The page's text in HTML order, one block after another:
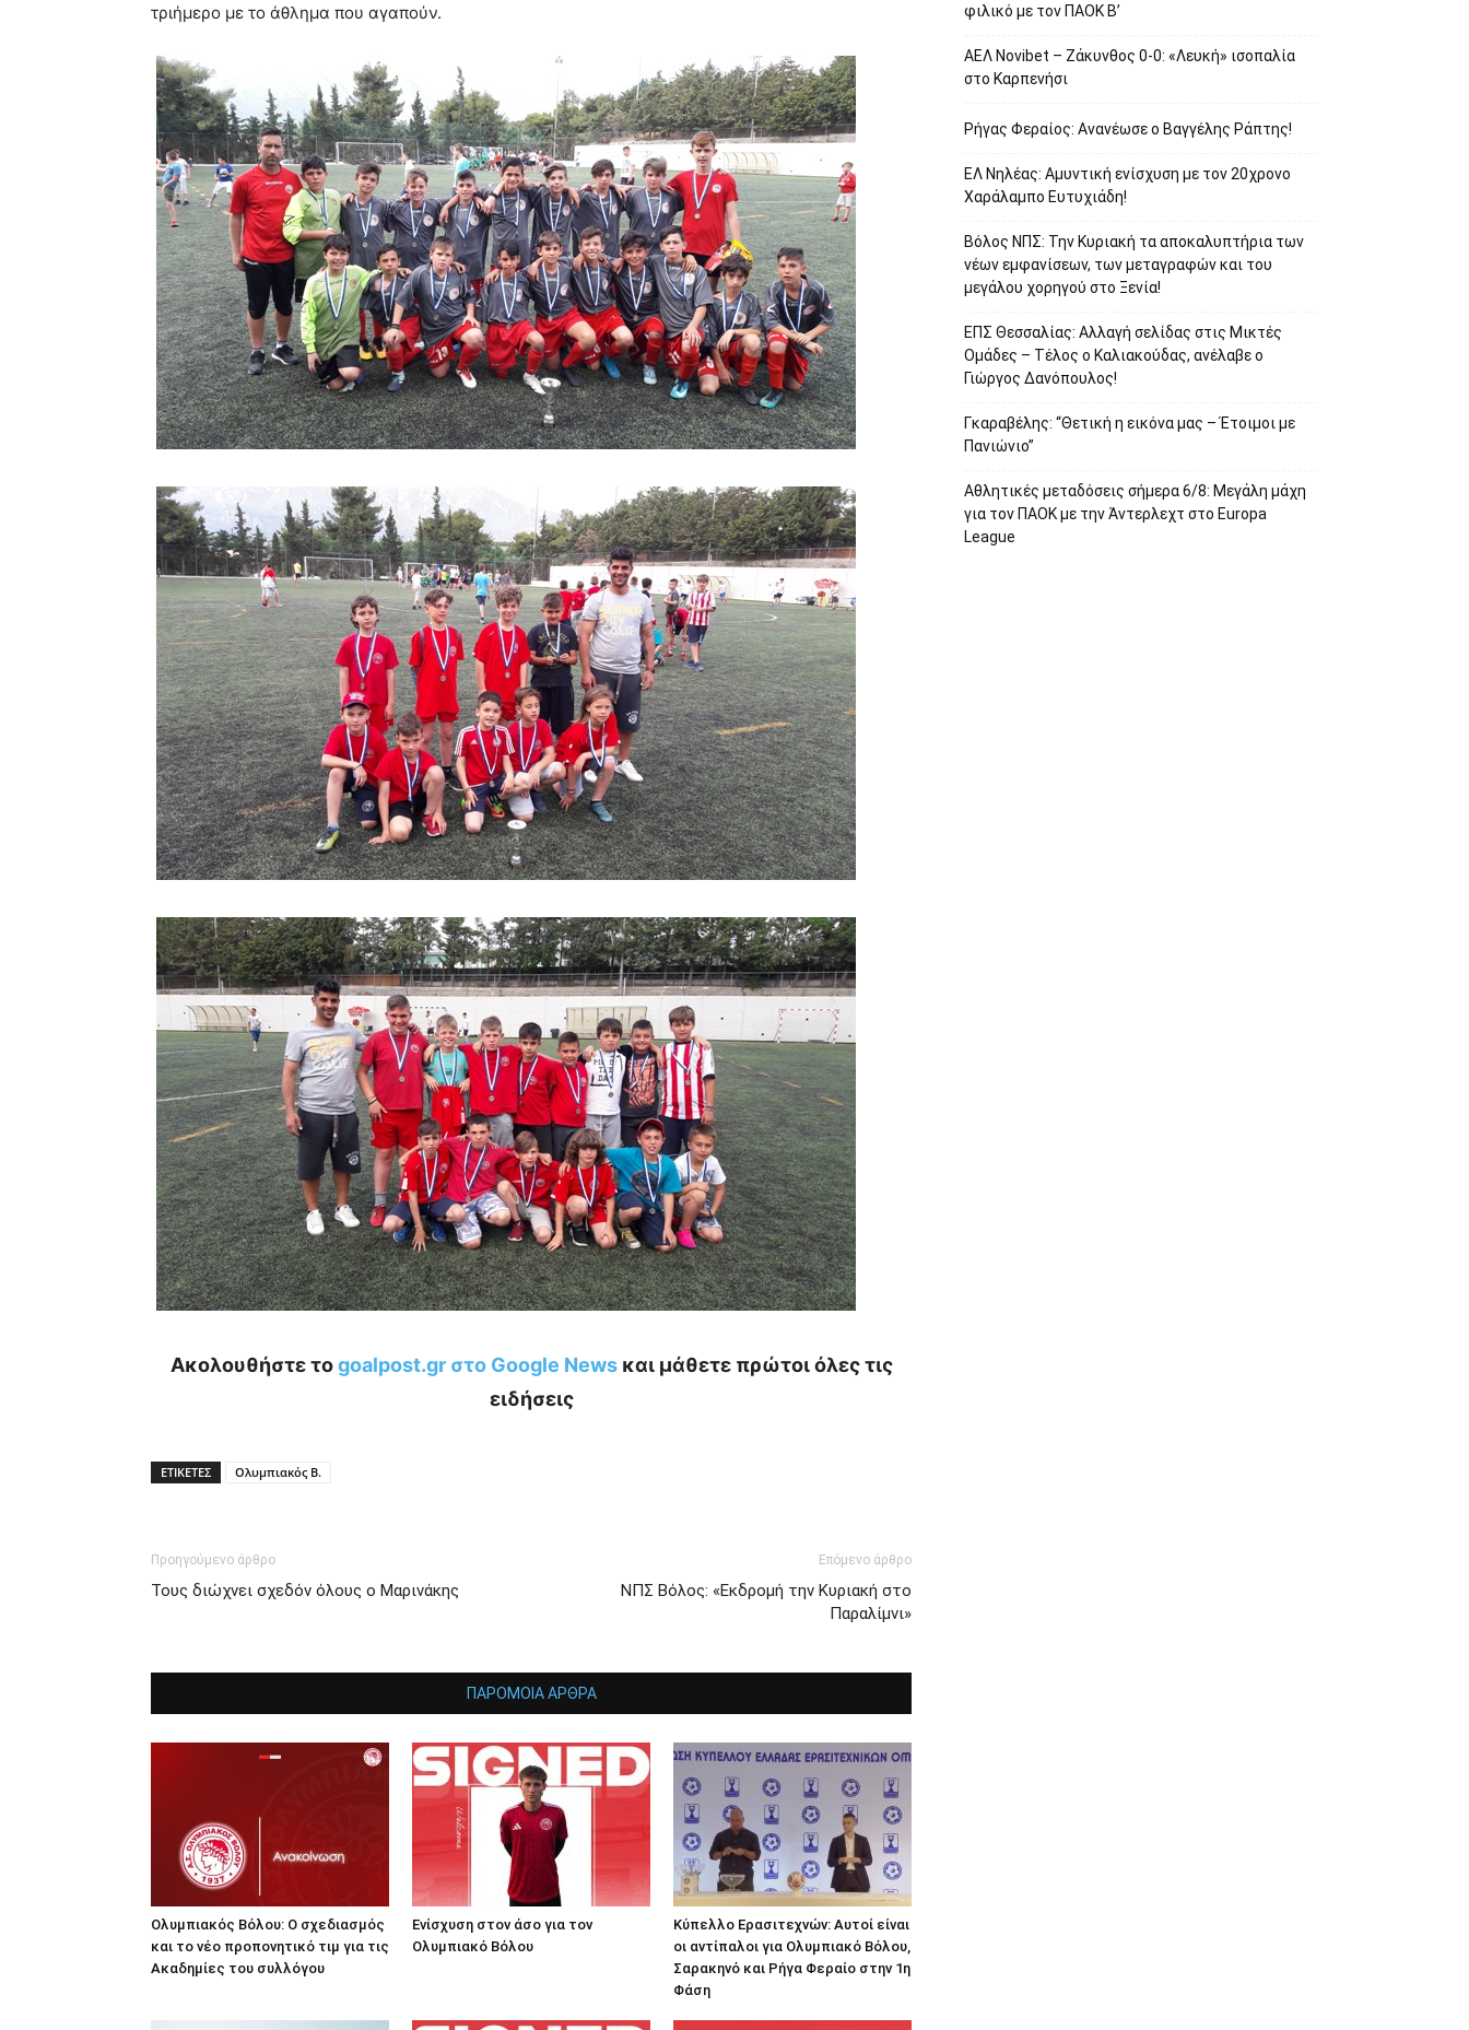
τριήμερο με το άθλημα που αγαπούν.
Ακολουθήστε τοgoalpost.gr στο Google Newsκαι μάθετε πρώτοι όλες τις
ειδήσεις
ΕΤΙΚΕΤΕΣ Ολυμπιακός Β.
Προηγούμενο άρθρο
Τους διώχνει σχεδόν όλους ο Μαρινάκης
Επόμενο άρθρο
ΝΠΣ Βόλος: «Εκδρομή την Κυριακή στο
Παραλίμνι»
ΠΑΡΟΜΟΙΑ ΑΡΘΡΑ
Ολυμπιακός Βόλου: Ο σχεδιασμός
και το νέο προπονητικό τιμ για τις
Ακαδημίες του συλλόγου
Ενίσχυση στον άσο για τον
Ολυμπιακό Βόλου
Κύπελλο Ερασιτεχνών: Αυτοί είναι
οι αντίπαλοι για Ολυμπιακό Βόλου,
Σαρακηνό και Ρήγα Φεραίο στην 1η
Φάση
φιλικό με τον ΠΑΟΚ Β’
ΑΕΛ Novibet – Ζάκυνθος 0-0: «Λευκή» ισοπαλία
στο Καρπενήσι
Ρήγας Φεραίος: Ανανέωσε ο Βαγγέλης Ράπτης!
ΕΛ Νηλέας: Αμυντική ενίσχυση με τον 20χρονο
Χαράλαμπο Ευτυχιάδη!
Βόλος ΝΠΣ: Την Κυριακή τα αποκαλυπτήρια των
νέων εμφανίσεων, των μεταγραφών και του
μεγάλου χορηγού στο Ξενία!
ΕΠΣ Θεσσαλίας: Αλλαγή σελίδας στις Μικτές
Ομάδες – Τέλος ο Καλιακούδας, ανέλαβε ο
Γιώργος Δανόπουλος!
Γκαραβέλης: “Θετική η εικόνα μας – Έτοιμοι με
Πανιώνιο”
Αθλητικές μεταδόσεις σήμερα 6/8: Μεγάλη μάχη
για τον ΠΑΟΚ με την Άντερλεχτ στο Europa
League